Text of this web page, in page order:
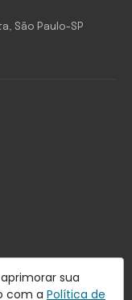
sua
com a Política de
São Paulo-SP